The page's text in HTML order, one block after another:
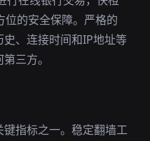
的安全保障。严格的
、连接时间和IP地址等
三方。
指标之一。稳定翻墙工